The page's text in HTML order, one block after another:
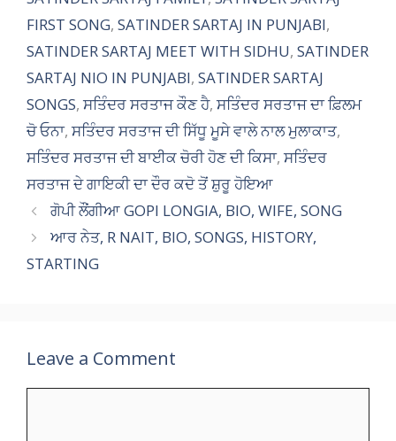
FIRST SONG, SATINDER SARTAJ IN PUNJABI,
SATINDER SARTAJ MEET WITH SIDHU, SATINDER
SARTAJ NIO IN PUNJABI, SATINDER SARTAJ
SONGS, ਸਤਿੰਦਰ ਸਰਤਾਜ ਕੌਣ ਹੈ, ਸਤਿੰਦਰ ਸਰਤਾਜ ਦਾ ਫ਼ਿਲਮ
ਚੋ ਓਨਾ, ਸਤਿੰਦਰ ਸਰਤਾਜ ਦੀ ਸਿੱਧੂ ਮੂਸੇ ਵਾਲੇ ਨਾਲ ਮੁਲਾਕਾਤ,
ਸਤਿੰਦਰ ਸਰਤਾਜ ਦੀ ਬਾਈਕ ਚੋਰੀ ਹੋਣ ਦੀ ਕਿਸਾ, ਸਤਿੰਦਰ
ਸਰਤਾਜ ਦੇ ਗਾਇਕੀ ਦਾ ਦੌਰ ਕਦੋ ਤੋਂ ਸ਼ੁਰੂ ਹੋਇਆ
ਗੋਪੀ ਲੌਂਗੀਆ GOPI LONGIA, BIO, WIFE, SONG
ਆਰ ਨੇਤ, R NAIT, BIO, SONGS, HISTORY,
STARTING
Leave a Comment